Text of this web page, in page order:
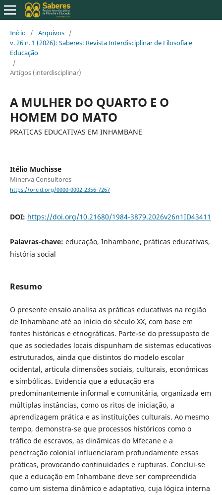
Início / Arquivos /
v. 26 n. 1 (2026): Saberes: Revista Interdisciplinar de Filosofia e
Educação
/
Artigos (interdisciplinar)
A MULHER DO QUARTO E O
HOMEM DO MATO
PRATICAS EDUCATIVAS EM INHAMBANE
Itélio Muchisse
Minerva Consultores
https://orcid.org/0000-0002-2356-7267
DOI: https://doi.org/10.21680/1984-3879.2026v26n1ID43411
Palavras-chave: educação, Inhambane, práticas educativas,
história social
Resumo
O presente ensaio analisa as práticas educativas na região
de Inhambane até ao início do século XX, com base em
fontes históricas e etnográficas. Parte-se do pressuposto de
que as sociedades locais dispunham de sistemas educativos
estruturados, ainda que distintos do modelo escolar
ocidental, articula dimensões sociais, culturais, económicas
e simbólicas. Evidencia que a educação era
predominantemente informal e comunitária, organizada em
múltiplas instâncias, como os ritos de iniciação, a
aprendizagem prática e as instituições culturais. Ao mesmo
tempo, demonstra-se que processos históricos como o
tráfico de escravos, as dinâmicas do Mfecane e a
penetração colonial influenciaram profundamente essas
práticas, provocando continuidades e rupturas. Conclui-se
que a educação em Inhambane deve ser compreendida
como um sistema dinâmico e adaptativo, cuja lógica interna